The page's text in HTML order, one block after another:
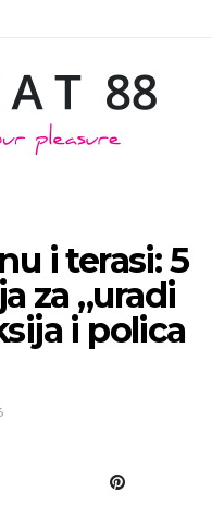
i terasi: 5
za „uradi
i polica